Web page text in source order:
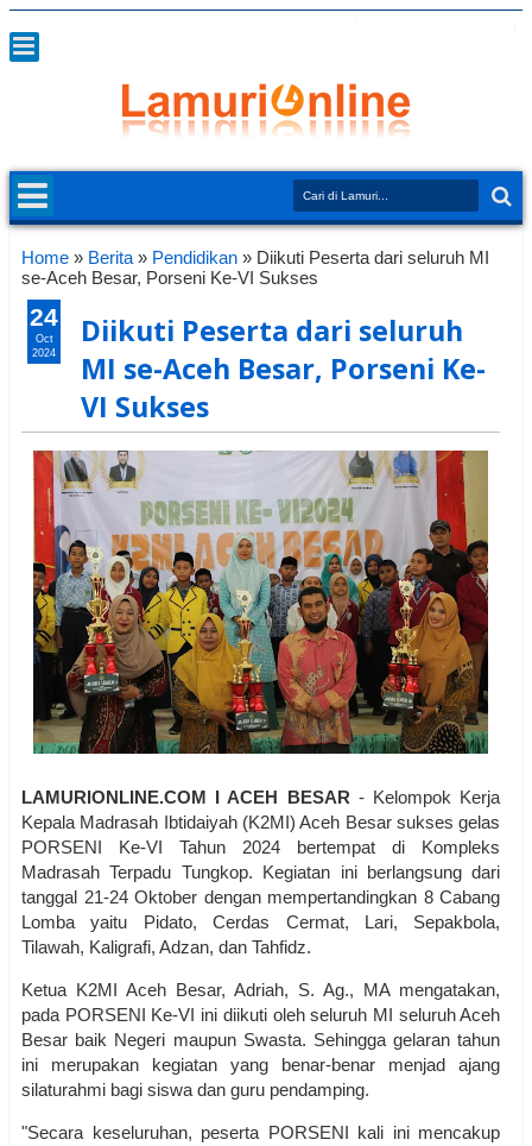
Home » Berita » Pendidikan » Diikuti Peserta dari seluruh MI
se-Aceh Besar, Porseni Ke-VI Sukses
Diikuti Peserta dari seluruh
MI se-Aceh Besar, Porseni Ke-
VI Sukses
LAMURIONLINE.COM I ACEH BESAR- Kelompok Kerja
Kepala Madrasah Ibtidaiyah (K2MI) Aceh Besar sukses gelas
PORSENI Ke-VI Tahun 2024 bertempat di Kompleks
Madrasah Terpadu Tungkop. Kegiatan ini berlangsung dari
tanggal 21-24 Oktober dengan mempertandingkan 8 Cabang
Lomba yaitu Pidato, Cerdas Cermat, Lari, Sepakbola,
Tilawah, Kaligrafi, Adzan, dan Tahfidz.
Ketua K2MI Aceh Besar, Adriah, S. Ag., MA mengatakan,
pada PORSENI Ke-VI ini diikuti oleh seluruh MI seluruh Aceh
Besar baik Negeri maupun Swasta. Sehingga gelaran tahun
ini merupakan kegiatan yang benar-benar menjad ajang
silaturahmi bagi siswa dan guru pendamping.
"Secara keseluruhan, peserta PORSENI kali ini mencakup
24
Oct
2024